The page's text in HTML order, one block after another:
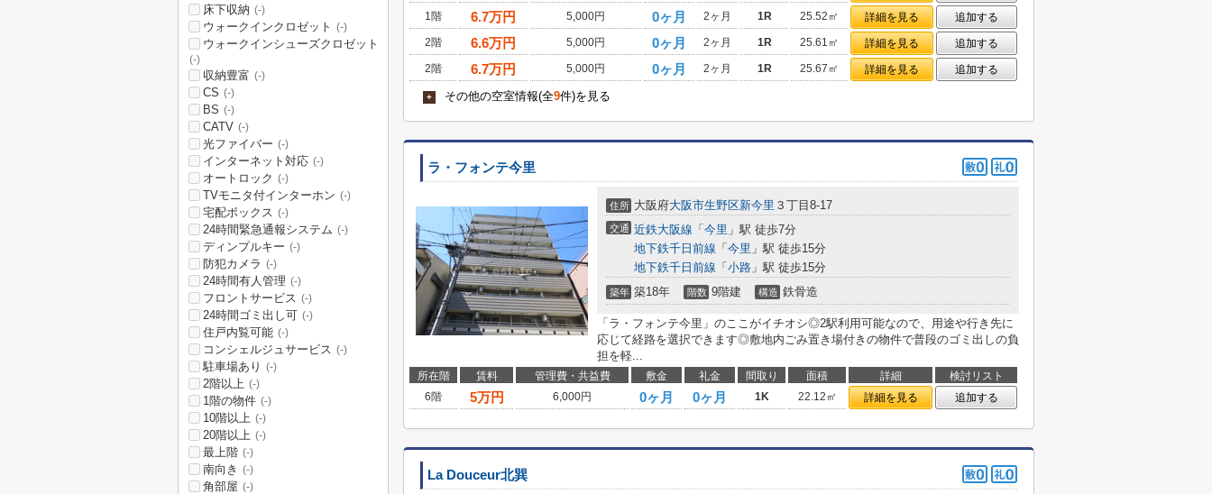
1階
6.7万円 5,000円 0ヶ月 2ヶ月 1R 25.52㎡ 詳細を見る
追加する
2階
6.6万円 5,000円 0ヶ月 2ヶ月 1R 25.61㎡ 詳細を見る
追加する
2階
6.7万円 5,000円 0ヶ月 2ヶ月 1R 25.67㎡ 詳細を見る 追加する
+ その他の空室情報(全9件)を見る
ラ・フォンテ今里
住所 大阪府大阪市生野区新今里 ３丁目8-17
交通 近鉄大阪線 「 今里 」駅 徒歩7分
地下鉄千日前線 「 今里 」駅 徒歩15分
地下鉄千日前線 「 小路 」駅 徒歩15分
築年 築18年 階数 9階建 構造 鉄骨造
「ラ・フォンテ今里」のここがイチオシ◎2駅利用可能なので、用途や行き先に
応じて経路を選択できます◎敷地内ごみ置き場付きの物件で普段のゴミ出しの負
担を軽...
所在階 賃料 管理費・共益費 敷金 礼金 間取り 面積 詳細
検討リスト
6階
5万円 6,000円 0ヶ月 0ヶ月 1K 22.12㎡ 詳細を見る 追加する
La Douceur北巽
床下収納 (-)
ウォークインクロゼット (-)
ウォークインシューズクロゼット
(-)
収納豊富 (-)
CS (-)
BS (-)
CATV (-)
光ファイバー (-)
インターネット対応 (-)
オートロック (-)
TVモニタ付インターホン (-)
宅配ボックス (-)
24時間緊急通報システム (-)
ディンプルキー (-)
防犯カメラ (-)
24時間有人管理 (-)
フロントサービス (-)
24時間ゴミ出し可 (-)
住戸内覧可能 (-)
コンシェルジュサービス (-)
駐車場あり (-)
2階以上 (-)
1階の物件 (-)
10階以上 (-)
20階以上 (-)
最上階 (-)
南向き (-)
角部屋 (-)